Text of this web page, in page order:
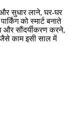
सुधार लाने, घर-घर
को स्मार्ट बनाते
और सौंदर्यीकरण करने,
काम इसी साल में